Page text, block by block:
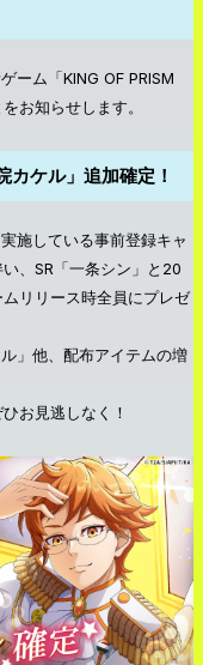
ーム「KING OF PRISM
お知らせします。
カケル」追加確定！
施している事前登録キャ
、SR「一条シン」と20
リリース時全員にプレゼ
」他、配布アイテムの増
お見逃しなく！